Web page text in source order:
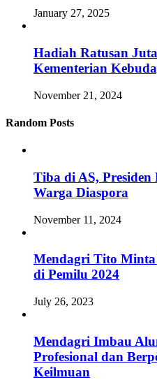
January 27, 2025
Hadiah Ratusan
Kementerian
November 21, 2024
Random Posts
Tiba di AS,
Warga Diaspora
November 11, 2024
Mendagri Tito
di Pemilu 2024
July 26, 2023
Mendagri Imbau
Profesional dan
Keilmuan